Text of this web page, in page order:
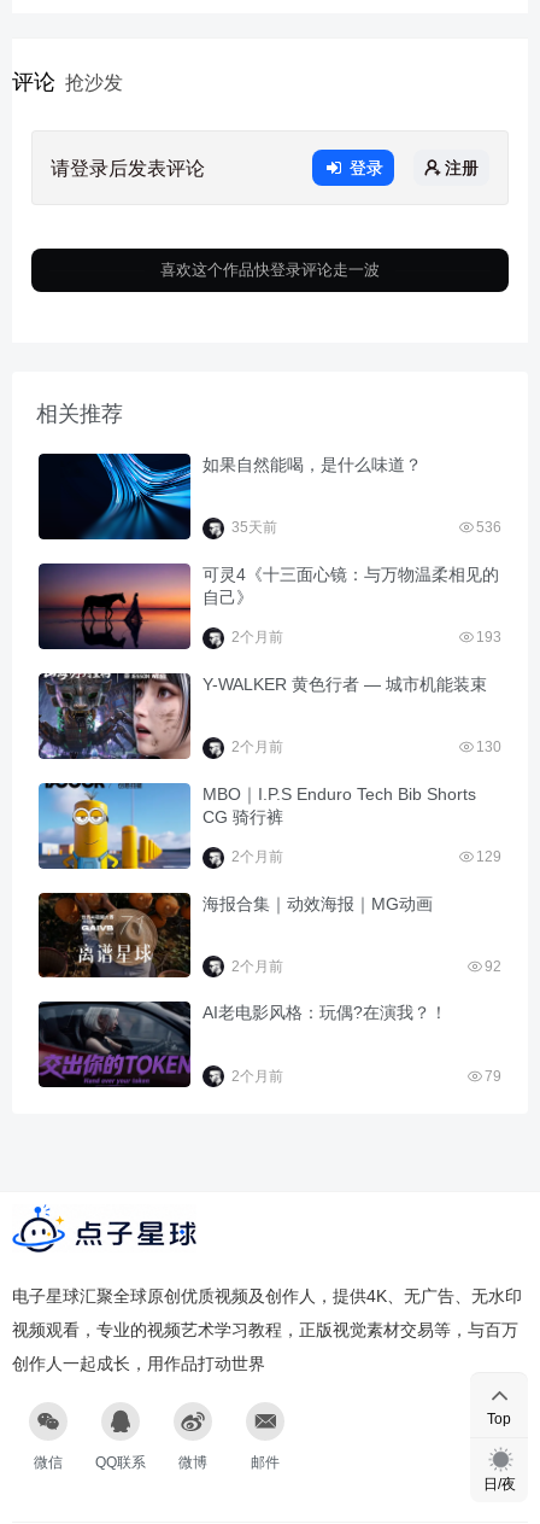
评论 抢沙发
请登录后发表评论 登录 注册
喜欢这个作品快登录评论走一波
相关推荐
如果自然能喝，是什么味道？
35天前 536
可灵4《十三面心镜：与万物温柔相见的
自己》
2个月前 193
Y-WALKER 黄色行者 — 城市机能装束
2个月前 130
MBO｜I.P.S Enduro Tech Bib Shorts
CG 骑行裤
2个月前 129
海报合集｜动效海报｜MG动画
2个月前 92
AI老电影风格：玩偶?在演我？！
2个月前 79
电子星球汇聚全球原创优质视频及创作人，提供4K、无广告、无水印
视频观看，专业的视频艺术学习教程，正版视觉素材交易等，与百万
创作人一起成长，用作品打动世界
微信 QQ联系 微博 邮件
Top
日/夜